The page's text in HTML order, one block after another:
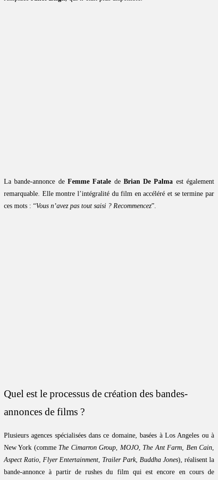
La bande-annonce de Femme Fatale de Brian De Palma est également
remarquable. Elle montre l’intégralité du film en accéléré et se termine par
ces mots : “Vous n’avez pas tout saisi ? Recommencez”.
Quel est le processus de création des bandes-
annonces de films ?
Plusieurs agences spécialisées dans ce domaine, basées à Los Angeles ou à
New York (comme The Cimarron Group, MOJO, The Ant Farm, Ben Cain,
Aspect Ratio, Flyer Entertainment, Trailer Park, Buddha Jones), réalisent la
bande-annonce à partir de rushes du film qui est encore en cours de